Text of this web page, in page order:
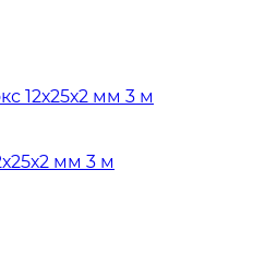
мм 3 м